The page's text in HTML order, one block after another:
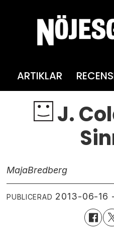
ARTIKLAR
J.
MajaBredberg
PUBLICERAD 2013-06-16